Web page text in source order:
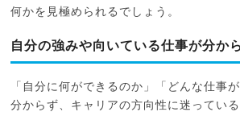
何かを見極められるでしょう。
自分の強みや向いている仕事が分か
「自分に何ができるのか」「どんな仕事
分からず、キャリアの方向性に迷ってい